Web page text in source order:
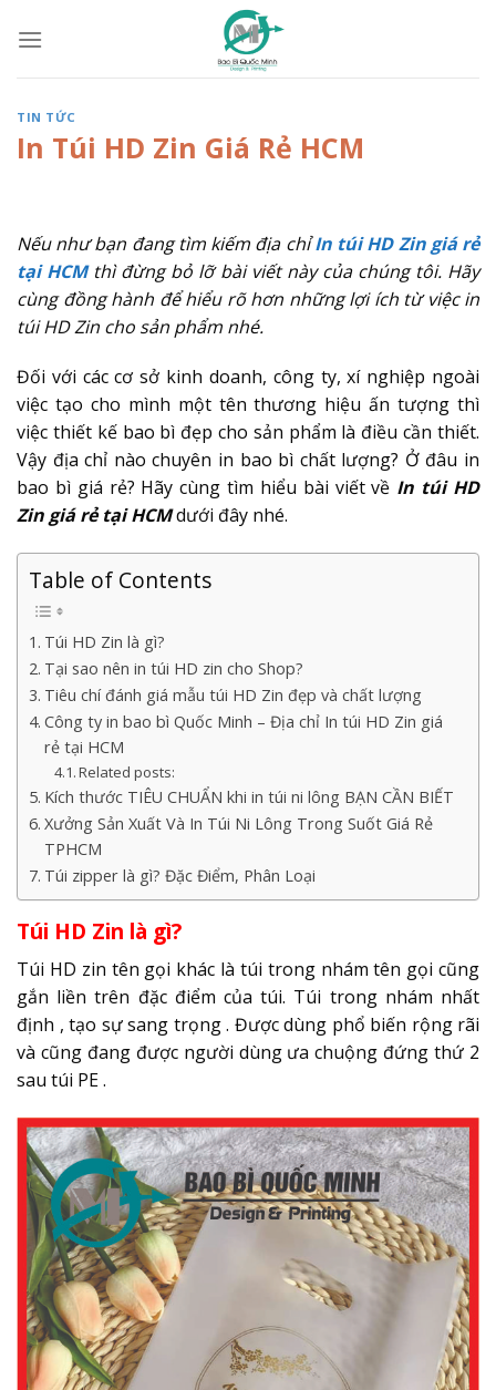
TIN TỨC
In Túi HD Zin Giá Rẻ HCM
Nếu như bạn đang tìm kiếm địa chỉIn túi HD Zin giá rẻ
tại HCMthì đừng bỏ lỡ bài viết này của chúng tôi. Hãy
cùng đồng hành để hiểu rõ hơn những lợi ích từ việc in
túi HD Zin cho sản phẩm nhé.
Đối với các cơ sở kinh doanh, công ty, xí nghiệp ngoài
việc tạo cho mình một tên thương hiệu ấn tượng thì
việc thiết kế bao bì đẹp cho sản phẩm là điều cần thiết.
Vậy địa chỉ nào chuyên in bao bì chất lượng? Ở đâu in
bao bì giá rẻ? Hãy cùng tìm hiểu bài viết về In túi HD
Zin giá rẻ tại HCMdưới đây nhé.
Table of Contents
Túi HD Zin là gì?
Tại sao nên in túi HD zin cho Shop?
Tiêu chí đánh giá mẫu túi HD Zin đẹp và chất lượng
Công ty in bao bì Quốc Minh – Địa chỉ In túi HD Zin giá
rẻ tại HCM
Related posts:
Kích thước TIÊU CHUẨN khi in túi ni lông BẠN CẦN BIẾT
Xưởng Sản Xuất Và In Túi Ni Lông Trong Suốt Giá Rẻ
TPHCM
Túi zipper là gì? Đặc Điểm, Phân Loại
Túi HD Zin là gì?
Túi HD zin tên gọi khác là túi trong nhám tên gọi cũng
gắn liền trên đặc điểm của túi. Túi trong nhám nhất
định , tạo sự sang trọng . Được dùng phổ biến rộng rãi
và cũng đang được người dùng ưa chuộng đứng thứ 2
sau túi PE .